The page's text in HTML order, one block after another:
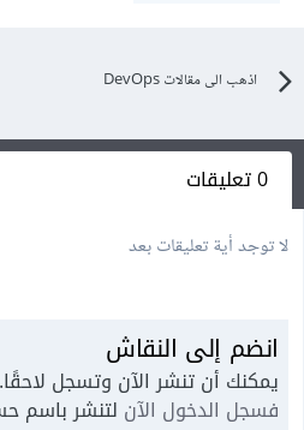
اذهب الى مقالات DevOps
0 تعليقات
لا توجد أية تعليقات بعد
انضم إلى النقاش
يمكنك أن تنشر الآن وتسجل
فسجل الدخول الآن لتنشر باسم